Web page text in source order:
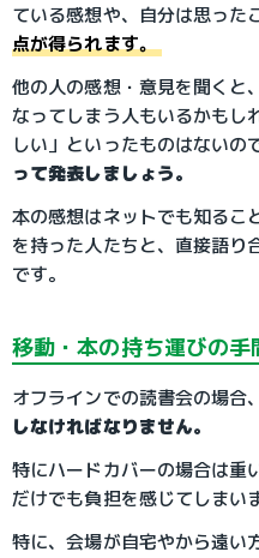
ている感想や、自分は思った
点が得られます。
他の人の感想・意見を聞くと
なってしまう人もいるかもし
しい」といったものはないので
って発表しましょう。
本の感想はネットでも知るこ
を持った人たちと、直接語り
です。
移動・本の持ち運びの手
オフラインでの読書会の場合、
しなければなりません。
特にハードカバーの場合は重
だけでも負担を感じてしまい
特に、会場が自宅やから遠い